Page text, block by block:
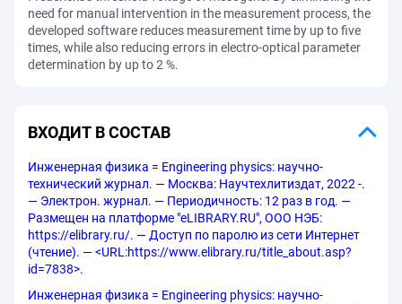
need for manual intervention in the measurement process, the
developed software reduces measurement time by up to five
times, while also reducing errors in electro-optical parameter
determination by up to 2 %.
ВХОДИТ В СОСТАВ
Инженерная физика = Engineering physics: научно-
технический журнал. — Москва: Научтехлитиздат, 2022 -.
— Электрон. журнал. — Периодичность: 12 раз в год. —
Размещен на платформе "eLIBRARY.RU", ООО НЭБ:
https://elibrary.ru/. — Доступ по паролю из сети Интернет
(чтение). — <URL:https://www.elibrary.ru/title_about.asp?
id=7838>.
Инженерная физика = Engineering physics: научно-